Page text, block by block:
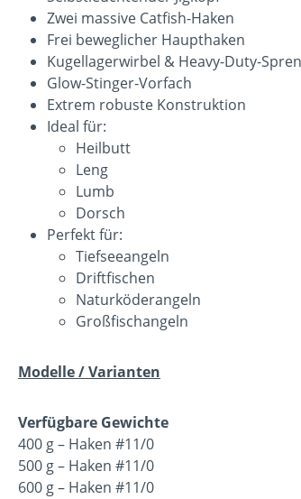
Zwei massive Catfish-Haken
Frei beweglicher Haupthaken
Kugellagerwirbel & Heavy-Duty-
Glow-Stinger-Vorfach
Extrem robuste Konstruktion
Ideal für:
Heilbutt
Leng
Lumb
Dorsch
Perfekt für:
Tiefseeangeln
Driftfischen
Naturköderangeln
Großfischangeln
Modelle / Varianten
Verfügbare Gewichte
400 g – Haken #11/0
500 g – Haken #11/0
600 g – Haken #11/0